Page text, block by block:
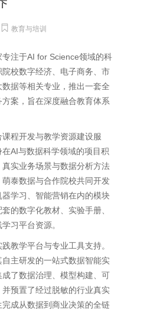
教育与培训
注于AI for Science领域的科
校数字经济、电子商务、市
据等相关专业，推出一套全
案，旨在深度融合教育体系
程开发与教学资源建设服
AI与数据科学领域的项目积
真实业务场景与数据分析方法
泰数据与合作院校共同开发
学习、智能营销在内的模块
的数字化教材、实验手册、
习平台资源。
教学平台与专业工具支持。
主研发的一站式数据智能实
了数据治理、模型构建、可
预置了经过脱敏的行业真实
成从数据到商业决策的全链